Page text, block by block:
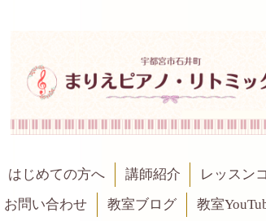
はじめての方へ 講師紹介 レッスン
問い合わせ
教室ブログ 教室